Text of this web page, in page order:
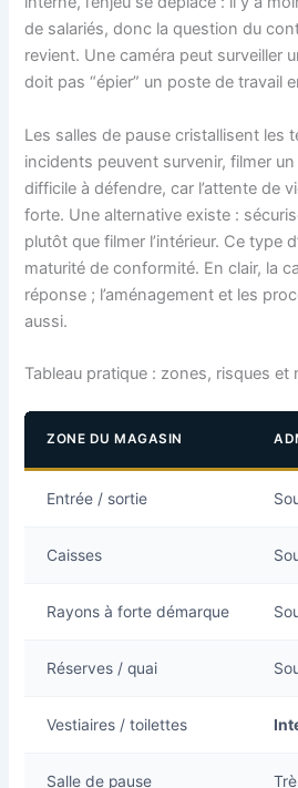
de salariés, donc la question du
revient. Une caméra peut surveiller
doit pas “épier” un poste de travail
Les salles de pause cristallisent les
incidents peuvent survenir, filmer
difficile à défendre, car l’attente de
forte. Une alternative existe :
plutôt que filmer l’intérieur. Ce type
maturité de conformité. En clair, la
réponse ; l’aménagement et les
aussi.
Tableau pratique : zones, risques et
ZONE DU MAGASIN
Entrée / sortie
Caisses
Rayons à forte démarque
Réserves / quai
Vestiaires / toilettes
Salle de pause